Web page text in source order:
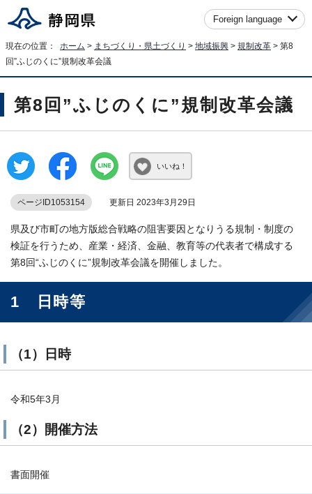
Foreign language
現在の位置： ホーム > まちづくり・県土づくり > 地域振興 > 規制改革 > 第8
回”ふじのくに”規制改革会議
第8回”ふじのくに”規制改革会議
いいね！
ページID1053154 更新日 2023年3月29日
県及び市町の地方版総合戦略の阻害要因となりうる規制・制度の
検証を行うため、産業・経済、金融、教育等の代表者で構成する
第8回“ふじのくに”規制改革会議を開催しました。
1 日時等
（1）日時
令和5年3月
（2）開催方法
書面開催